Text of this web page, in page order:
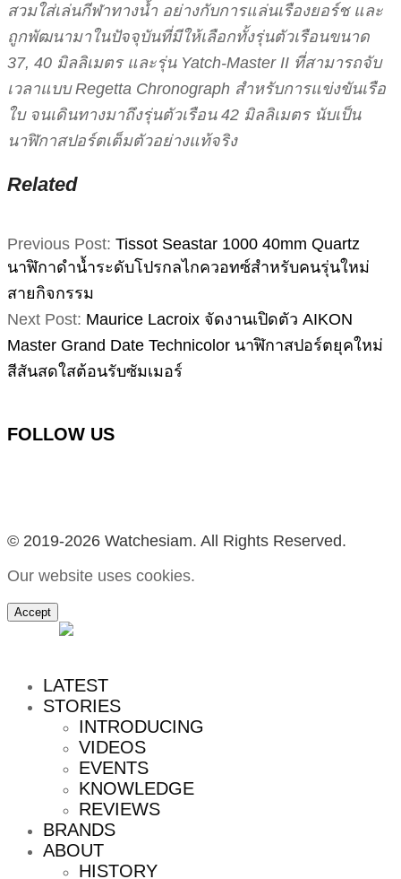
สวมใส่เล่นกีฬาทางน้ำ อย่างกับการแล่นเรืองยอร์ช และ
ถูกพัฒนามาในปัจจุบันที่มีให้เลือกทั้งรุ่นตัวเรือนขนาด
37, 40 มิลลิเมตร และรุ่น Yatch-Master II ที่สามารถจับ
เวลาแบบ Regetta Chronograph สำหรับการแข่งขันเรือ
ใบ จนเดินทางมาถึงรุ่นตัวเรือน 42 มิลลิเมตร นับเป็น
นาฬิกาสปอร์ตเต็มตัวอย่างแท้จริง
Related
2023-
05-
Previous Post: Tissot Seastar 1000 40mm Quartz
นาฬิกาดำน้ำระดับโปรกลไกควอทซ์สำหรับคนรุ่นใหม่
สายกิจกรรม
Next Post: Maurice Lacroix จัดงานเปิดตัว AIKON
Master Grand Date Technicolor นาฬิกาสปอร์ตยุคใหม่
สีสันสดใสต้อนรับซัมเมอร์
FOLLOW US
© 2019-2026 Watchesiam. All Rights Reserved.
Our website uses cookies.
Accept
LATEST
STORIES
INTRODUCING
VIDEOS
EVENTS
KNOWLEDGE
REVIEWS
BRANDS
ABOUT
HISTORY